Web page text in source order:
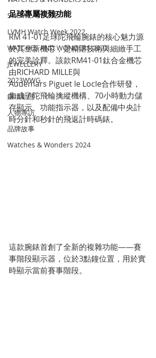
SHOWCASE 2021
LVMH Watch Week 2022
WATCHES AND WONDERS 2022
JEWELLERY
2023WWG
錶壇動態
人物專訪
品牌故事
Watches & Wonders 2024
足球專屬複雜功能
RM 41-01足球陀飛輪腕錶的核心魅力源
於其全新機芯，是精湛技術與細緻手工
的完美詮釋。該款RM41-01鈦合金機芯
由RICHARD MILLE與
Audemars Piguet le Locle合作研發，
集成了陀飛輪擒縱機構、70小時動力儲
存顯示、功能指示器，以及配備中央計
時分針和秒針的飛返計時碼錶。
這款腕錶首創了全新的複雜功能——賽
事階段顯示器，位於3點鐘位置，用於實
時顯示當前賽事階段。